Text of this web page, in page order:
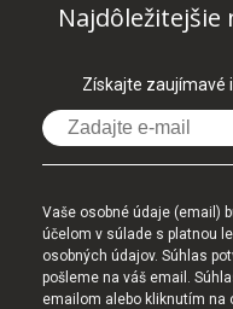
Získajte zaujímavé
Vaše osobné údaje (email)
účelom v súlade s platnou
osobných údajov. Súhlas
pošleme na váš email.
emailom alebo kliknutím